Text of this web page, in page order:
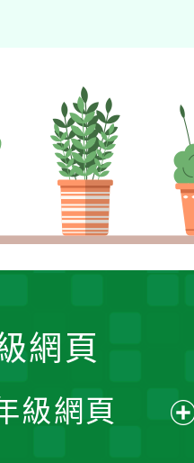
網頁
級網頁